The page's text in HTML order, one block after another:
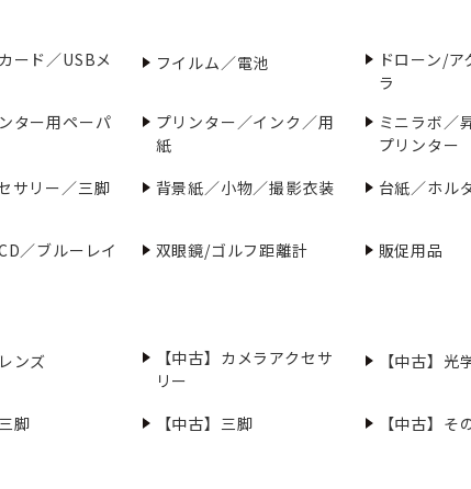
ード／USBメ
フイルム／電池
ドローン/ア
ラ
ター用ペーパ
プリンター／インク／用
紙
ミニラボ／
プリンター
サリー／三脚 背景紙／小物／撮影衣装 台紙／ホル
／ブルーレイ 双眼鏡/ゴルフ距離計 販促用品
ンズ
【中古】カメラアクセサ
リー
【中古】光
脚 【中古】三脚 【中古】そ